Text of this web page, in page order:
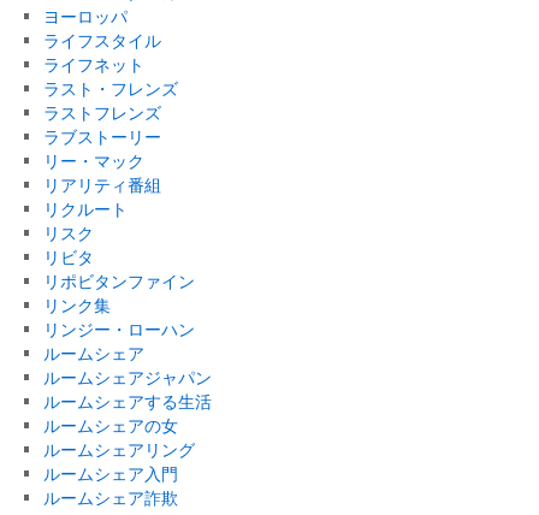
ヨーロッパ
ライフスタイル
ライフネット
ラスト・フレンズ
ラストフレンズ
ラブストーリー
リー・マック
リアリティ番組
リクルート
リスク
リビタ
リポビタンファイン
リンク集
リンジー・ローハン
ルームシェア
ルームシェアジャパン
ルームシェアする生活
ルームシェアの女
ルームシェアリング
ルームシェア入門
ルームシェア詐欺